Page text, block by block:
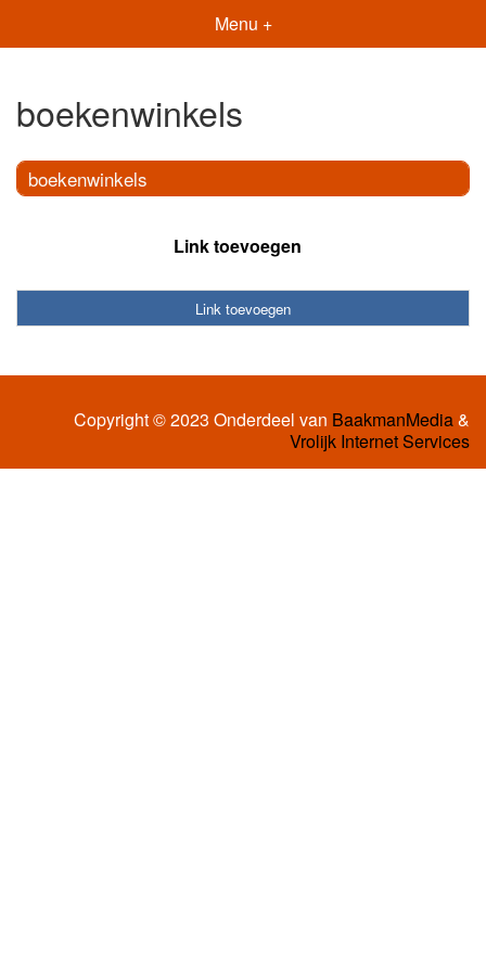
Menu +
boekenwinkels
boekenwinkels
Link toevoegen
Link toevoegen
Copyright © 2023 Onderdeel van BaakmanMedia&
Vrolijk Internet Services